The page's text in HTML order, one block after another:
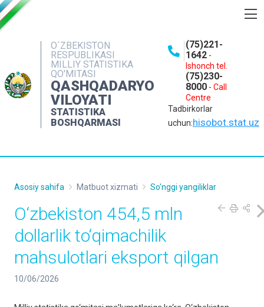
O`ZBEKISTON
RESPUBLIKASI
MILLIY STATISTIKA
QO'MITASI
QASHQADARYO
VILOYATI
STATISTIKA
BOSHQARMASI
(75)221-
1642 -
Ishonch tel.
(75)230-
8000 - Call
Centre
Tadbirkorlar
uchun:hisobot.stat.uz
OCHIQ MA'LUMOTLAR
NASHRLAR
INTERAKTIV XIZMATLAR
MATBUOT XIZMATI
KONTAKTLAR
Asosiy sahifa Matbuot xizmati So'nggi yangiliklar
O‘zbekiston 454,5 mln
dollarlik to‘qimachilik
mahsulotlari eksport qilgan
10/06/2026